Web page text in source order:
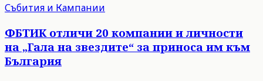
Събития и Кампании
ФБТИК отличи 20 компании и личности
на „Гала на звездите“ за приноса им към
България